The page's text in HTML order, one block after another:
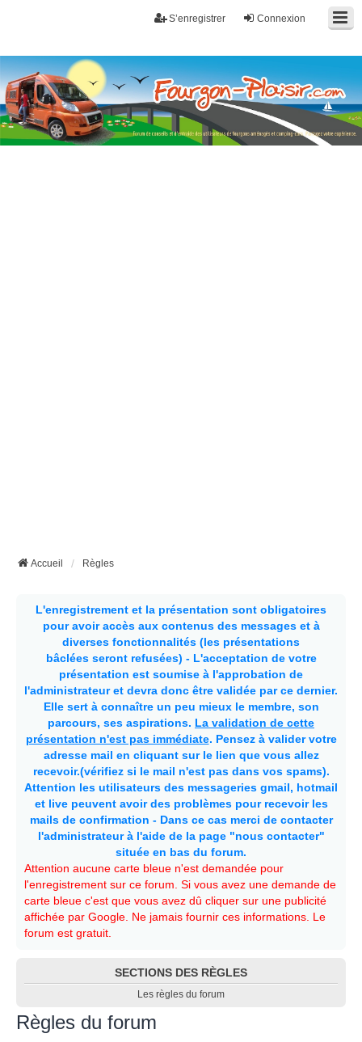
Connexion
S’enregistrer
Fourgon-plaisir.com
Forum de conseils et d'entraide des utilisateurs de fourgons, fourgons
aménagés, vans et de camping-car. Partagez votre expérience.
Accueil Règles
L'enregistrement et la présentation sont obligatoires
pour avoir accès aux contenus des messages et à
diverses fonctionnalités (les présentations
bâclées seront refusées) - L'acceptation de votre
présentation est soumise à l'approbation de
l'administrateur et devra donc être validée par ce dernier.
Elle sert à connaître un peu mieux le membre, son
parcours, ses aspirations. La validation de cette
présentation n'est pas immédiate. Pensez à valider votre
adresse mail en cliquant sur le lien que vous allez
recevoir.(vérifiez si le mail n'est pas dans vos spams).
Attention les utilisateurs des messageries gmail, hotmail
et live peuvent avoir des problèmes pour recevoir les
mails de confirmation - Dans ce cas merci de contacter
l'administrateur à l'aide de la page "nous contacter"
située en bas du forum.
Attention aucune carte bleue n'est demandée pour
l'enregistrement sur ce forum. Si vous avez une demande de
carte bleue c'est que vous avez dû cliquer sur une publicité
affichée par Google. Ne jamais fournir ces informations. Le
forum est gratuit.
SECTIONS DES RÈGLES
Les règles du forum
Règles du forum